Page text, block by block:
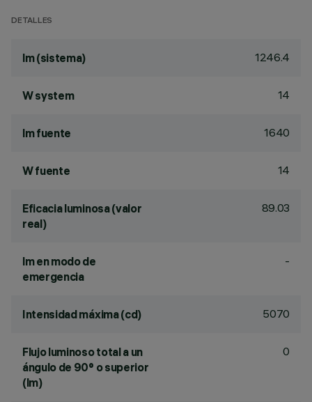
DETALLES
lm (sistema) 1246.4
W system 14
lm fuente 1640
W fuente 14
Eficacia luminosa (valor
real)
89.03
lm en modo de
emergencia
-
Intensidad máxima (cd) 5070
Flujo luminoso total a un
ángulo de 90° o superior
(lm)
0